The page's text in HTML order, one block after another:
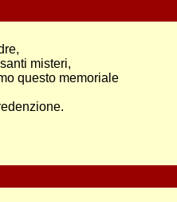
misteri,
questo memoriale